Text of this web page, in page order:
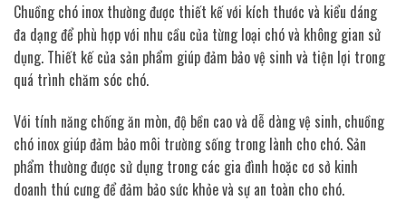
Chuồng chó inox thường được thiết kế với kích thước và kiểu dáng
đa dạng để phù hợp với nhu cầu của từng loại chó và không gian sử
dụng. Thiết kế của sản phẩm giúp đảm bảo vệ sinh và tiện lợi trong
quá trình chăm sóc chó.
Với tính năng chống ăn mòn, độ bền cao và dễ dàng vệ sinh, chuồng
chó inox giúp đảm bảo môi trường sống trong lành cho chó. Sản
phẩm thường được sử dụng trong các gia đình hoặc cơ sở kinh
doanh thú cưng để đảm bảo sức khỏe và sự an toàn cho chó.